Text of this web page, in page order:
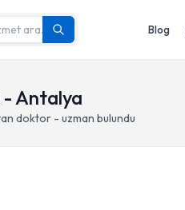
Blog
- Antalya
doktor - uzman bulundu